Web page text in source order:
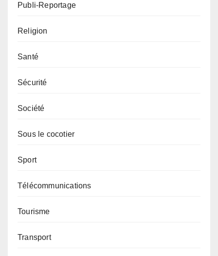
Publi-Reportage
Religion
Santé
Sécurité
Société
Sous le cocotier
Sport
Télécommunications
Tourisme
Transport